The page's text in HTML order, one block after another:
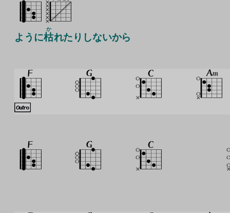
ように枯
か
れたりしないから